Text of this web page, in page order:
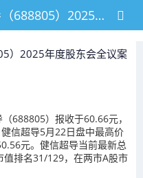
每周股票复盘：健信超导（688805）2025年度股东会全议案通过
）2025年度股东会全议案
688805）报收于60.66元，
信超导5月22日盘中最高价
元。健信超导当前最新总
排名31/129，在两市A股市